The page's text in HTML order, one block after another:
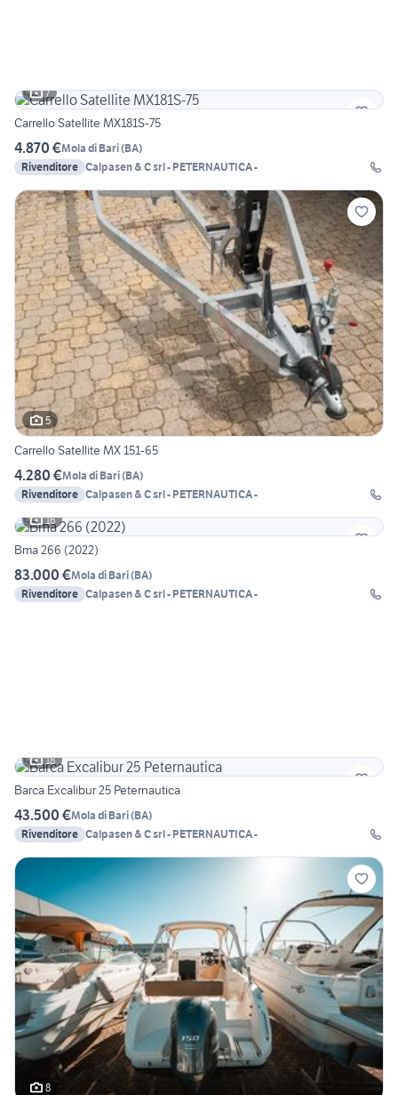
7
Carrello Satellite MX181S-75
4.870 €Mola di Bari(BA)
Rivenditore Calpasen & C srl - PETERNAUTICA -
5
Carrello Satellite MX 151-65
4.280 €Mola di Bari(BA)
Rivenditore Calpasen & C srl - PETERNAUTICA -
16
Bma 266 (2022)
83.000 €Mola di Bari(BA)
Rivenditore Calpasen & C srl - PETERNAUTICA -
18
Barca Excalibur 25 Peternautica
43.500 €Mola di Bari(BA)
Rivenditore Calpasen & C srl - PETERNAUTICA -
8